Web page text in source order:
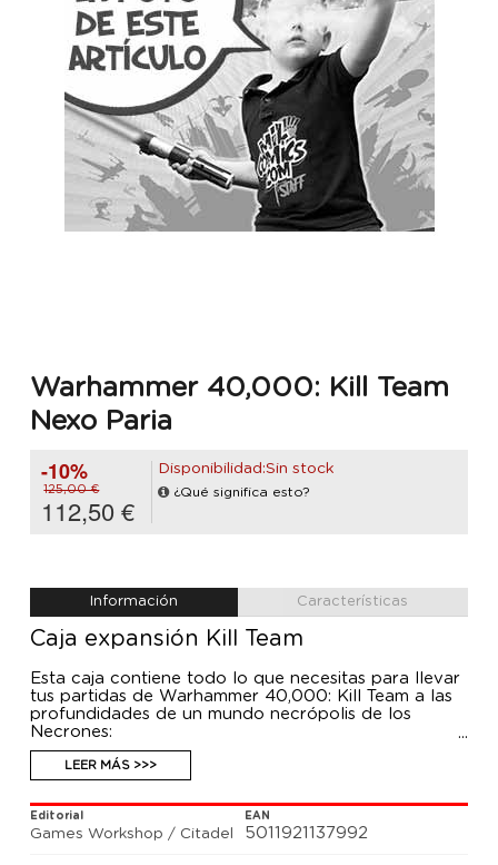
Warhammer 40,000: Kill Team
Nexo Paria
-10%
125,00 €
112,50 €
Disponibilidad:Sin stock
¿Qué significa esto?
Información Características
Caja expansión Kill Team
Esta caja contiene todo lo que necesitas para llevar
tus partidas de Warhammer 40,000: Kill Team a las
profundidades de un mundo necrópolis de los
Necrones:
- Comando de Marines Espaciales de plástico
compuesto por un Capitán con rifle bólter pesado
artesanal y cinco Intercesores Pesados
- Comando de Necrones de plástico formado por un
Cronomante y cinco Desolladores
LEER MÁS >>>
Editorial
Games Workshop / Citadel
EAN
5011921137992